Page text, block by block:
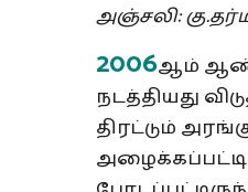
அஞ்சலி:
2006ஆம்
நடத்தியது
திரட்டும்